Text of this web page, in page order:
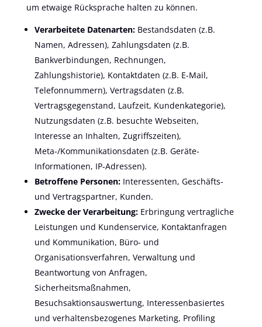
um etwaige Rücksprache halten zu können.
Verarbeitete Datenarten:Bestandsdaten (z.B.
Namen, Adressen), Zahlungsdaten (z.B.
Bankverbindungen, Rechnungen,
Zahlungshistorie), Kontaktdaten (z.B. E-Mail,
Telefonnummern), Vertragsdaten (z.B.
Vertragsgegenstand, Laufzeit, Kundenkategorie),
Nutzungsdaten (z.B. besuchte Webseiten,
Interesse an Inhalten, Zugriffszeiten),
Meta-/Kommunikationsdaten (z.B. Geräte-
Informationen, IP-Adressen).
Betroffene Personen:Interessenten, Geschäfts-
und Vertragspartner, Kunden.
Zwecke der Verarbeitung:Erbringung vertragliche
Leistungen und Kundenservice, Kontaktanfragen
und Kommunikation, Büro- und
Organisationsverfahren, Verwaltung und
Beantwortung von Anfragen,
Sicherheitsmaßnahmen,
Besuchsaktionsauswertung, Interessenbasiertes
und verhaltensbezogenes Marketing, Profiling